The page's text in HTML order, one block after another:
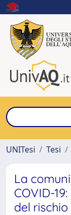
UNITesi
Tesi
La
COVID-
del